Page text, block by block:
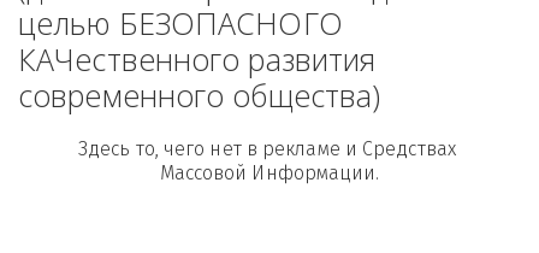
целью БЕЗОПАСНОГО
КАЧественного развития
современного общества)
Здесь то, чего нет в рекламе и Средствах
Массовой Информации.